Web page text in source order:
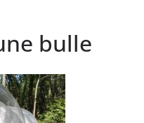
bulle